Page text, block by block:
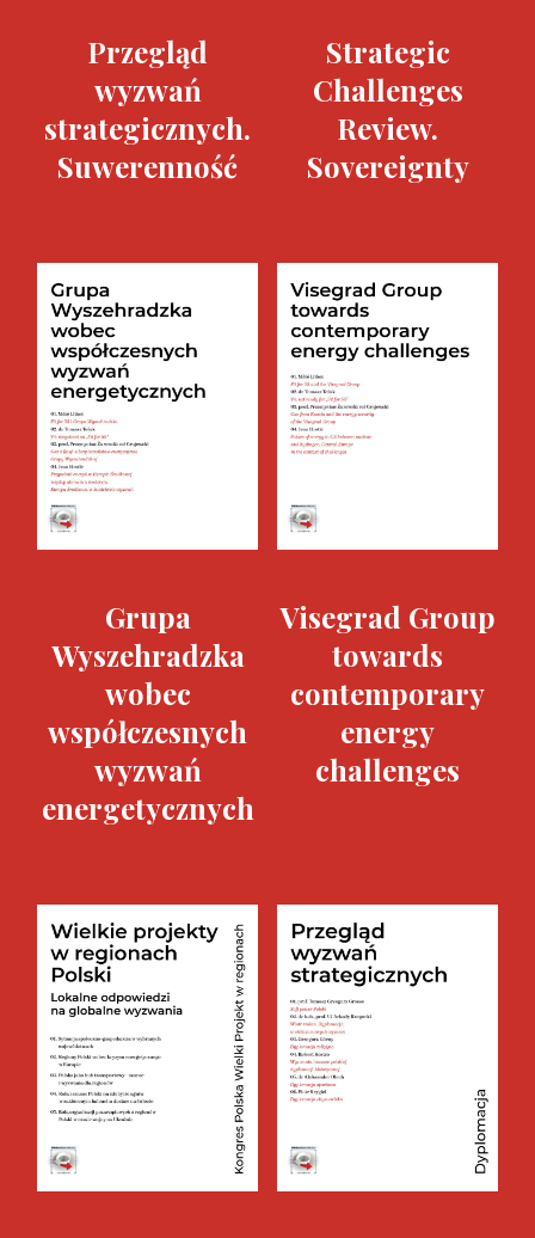
Przegląd
wyzwań
strategicznych.
Suwerenność
Strategic
Challenges
Review.
Sovereignty
Grupa
Wyszehradzka
wobec
współczesnych
wyzwań
energetycznych
Visegrad Group
towards
contemporary
energy
challenges